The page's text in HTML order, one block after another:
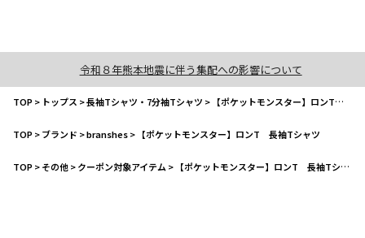
令和８年熊本地震に伴う集配への影響について
TOP> トップス >長袖Tシャツ・7分袖Tシャツ > 【ポケットモンスター】ロンT 長袖Tシャツ
TOP>ブランド >branshes> 【ポケットモンスター】ロンT 長袖Tシャツ
TOP>その他>クーポン対象アイテム > 【ポケットモンスター】ロンT 長袖Tシャツ